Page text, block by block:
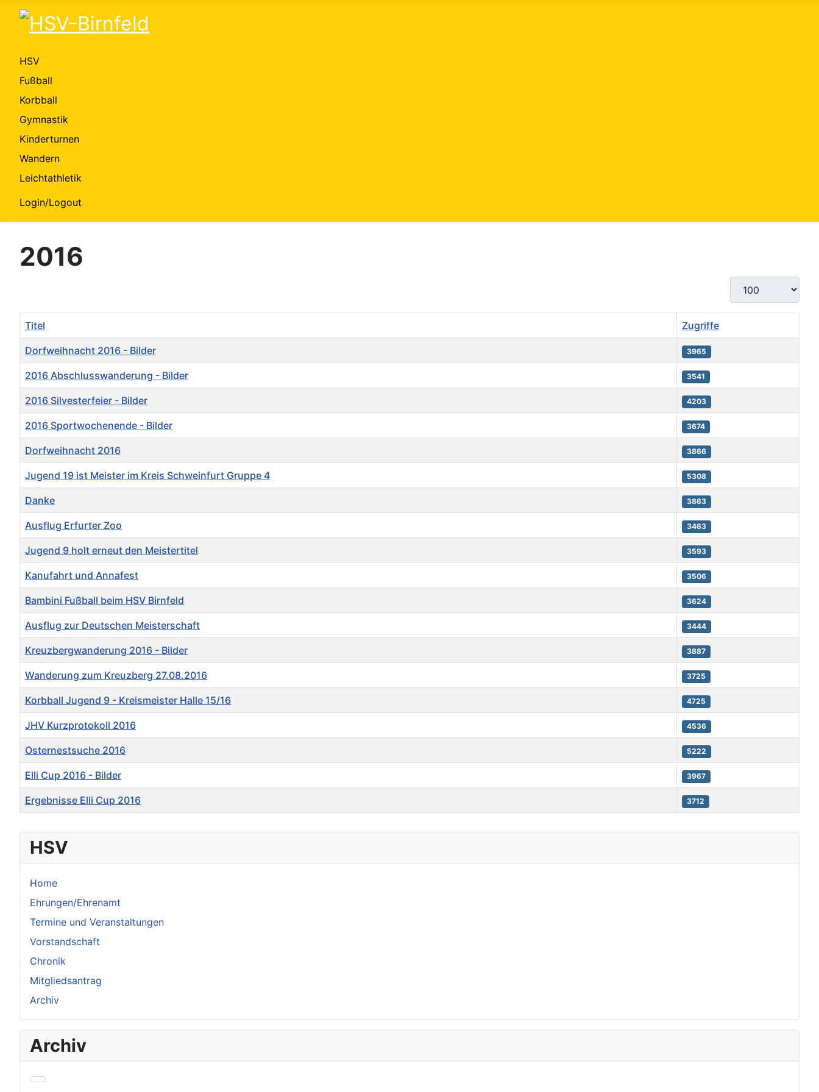
HSV
Fußball
Korbball
Gymnastik
Kinderturnen
Wandern
Leichtathletik
Login/Logout
2016
Anzeige #
Titel Zugriffe
Dorfweihnacht 2016 - Bilder 3965
2016 Abschlusswanderung - Bilder 3541
2016 Silvesterfeier - Bilder 4203
2016 Sportwochenende - Bilder 3674
Dorfweihnacht 2016 3866
Jugend 19 ist Meister im Kreis Schweinfurt Gruppe 4 5308
Danke 3863
Ausflug Erfurter Zoo 3463
Jugend 9 holt erneut den Meistertitel 3593
Kanufahrt und Annafest 3506
Bambini Fußball beim HSV Birnfeld 3624
Ausflug zur Deutschen Meisterschaft 3444
Kreuzbergwanderung 2016 - Bilder 3887
Wanderung zum Kreuzberg 27.08.2016 3725
Korbball Jugend 9 - Kreismeister Halle 15/16 4725
JHV Kurzprotokoll 2016 4536
Osternestsuche 2016 5222
Elli Cup 2016 - Bilder 3967
Ergebnisse Elli Cup 2016 3712
HSV
Home
Ehrungen/Ehrenamt
Termine und Veranstaltungen
Vorstandschaft
Chronik
Mitgliedsantrag
Archiv
Archiv